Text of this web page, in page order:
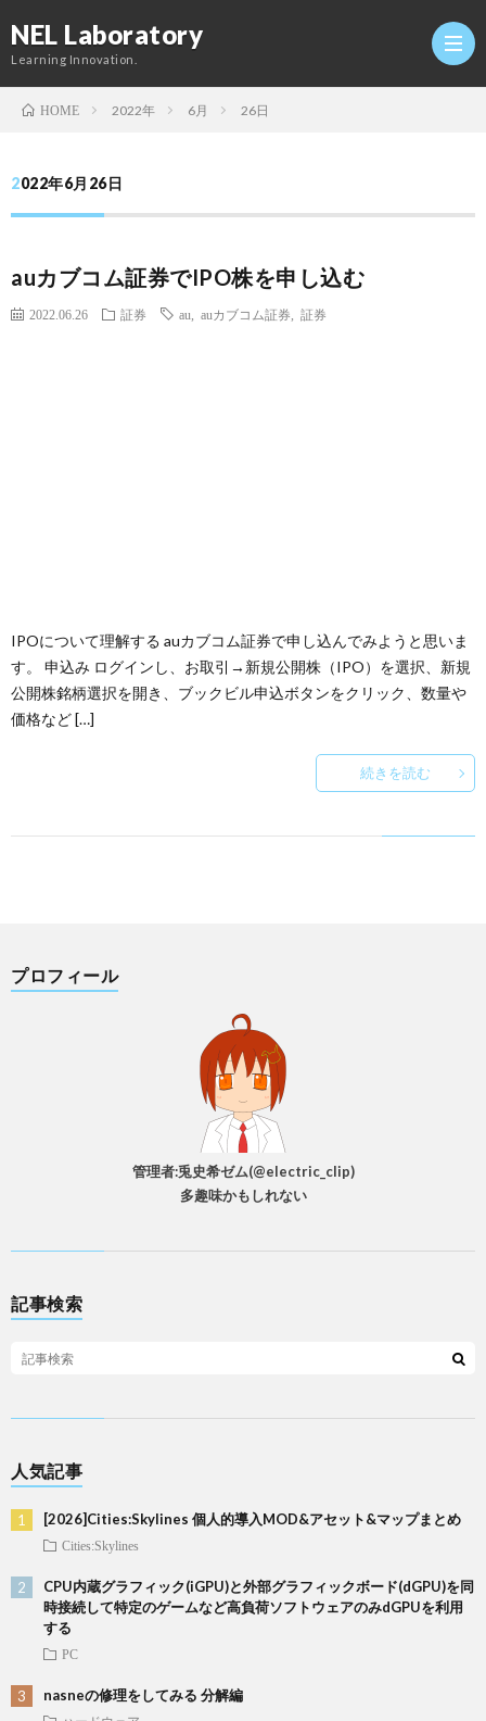
NEL Laboratory
Learning Innovation.
研
HOME 2022年 6月 26日
2022年6月26日
auカブコム証券でIPO株を申し込む
2022.06.26 証券 au auカブコム証券 証券
IPOについて理解する auカブコム証券で申し込んでみようと思いま
す。 申込み ログインし、お取引→新規公開株（IPO）を選択、新規
公開株銘柄選択を開き、ブックビル申込ボタンをクリック、数量や
価格など […]
続きを読む
プロフィール
管理者:兎史希ゼム(@electric_clip)
多趣味かもしれない
記事検索
人気記事
[2026]Cities:Skylines 個人的導入MOD&アセット&マップまとめ
Cities:Skylines
CPU内蔵グラフィック(iGPU)と外部グラフィックボード(dGPU)を同
時接続して特定のゲームなど高負荷ソフトウェアのみdGPUを利用
する
PC
nasneの修理をしてみる 分解編